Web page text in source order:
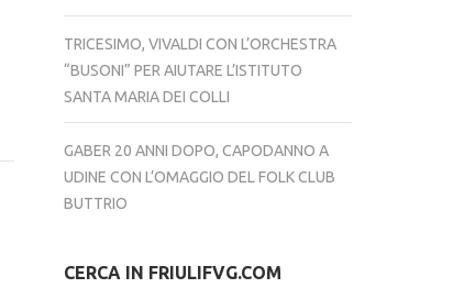
TRICESIMO, VIVALDI CON L’ORCHESTRA
“BUSONI” PER AIUTARE L’ISTITUTO
SANTA MARIA DEI COLLI
GABER 20 ANNI DOPO, CAPODANNO A
UDINE CON L’OMAGGIO DEL FOLK CLUB
BUTTRIO
CERCA IN FRIULIFVG.COM